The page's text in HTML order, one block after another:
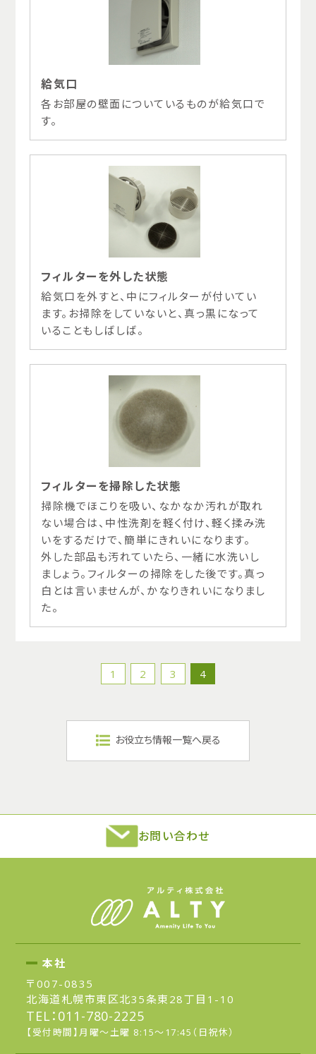
給気口
各お部屋の壁面についているものが給気口で
す。
フィルターを外した状態
給気口を外すと、中にフィルターが付いてい
ます。お掃除をしていないと、真っ黒になって
いることもしばしば。
フィルターを掃除した状態
掃除機でほこりを吸い、なかなか汚れが取れ
ない場合は、中性洗剤を軽く付け、軽く揉み洗
いをするだけで、簡単にきれいになります。
外した部品も汚れていたら、一緒に水洗いし
ましょう。フィルターの掃除をした後です。真っ
白とは言いませんが、かなりきれいになりまし
た。
1 2 3 4
お役立ち情報一覧へ戻る
お問い合わせ
本社
〒007-0835
北海道札幌市東区北35条東28丁目1-10
TEL： 011-780-2225
【受付時間】月曜～土曜 8:15～17:45（日祝休）